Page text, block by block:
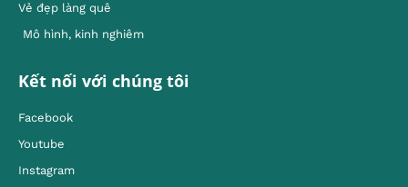
Vẻ đẹp làng quê
Mô hình, kinh nghiêm
Kết nối với chúng tôi
Facebook
Youtube
Instagram